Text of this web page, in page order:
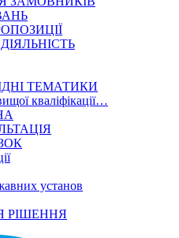
ТЕМАТИКИ
кваліфікації…
установ
РІШЕННЯ